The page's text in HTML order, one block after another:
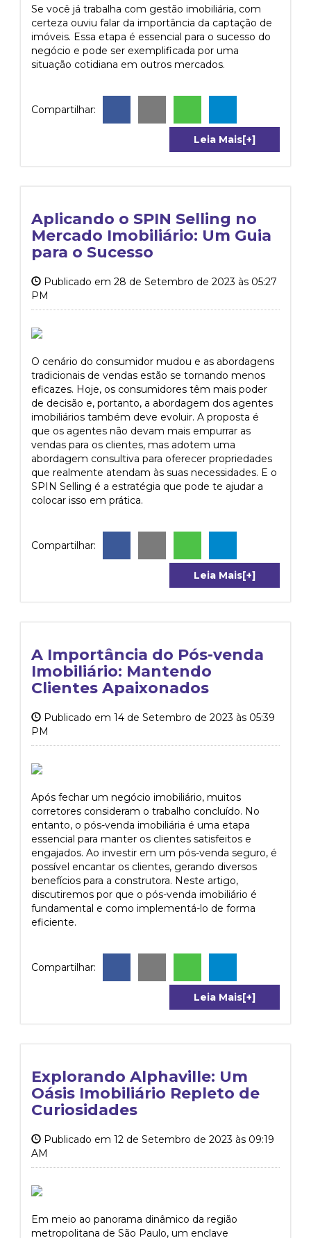
Se você já trabalha com gestão imobiliária, com
certeza ouviu falar da importância da captação de
imóveis. Essa etapa é essencial para o sucesso do
negócio e pode ser exemplificada por uma
situação cotidiana em outros mercados.
Compartilhar:
Leia Mais[+]
Aplicando o SPIN Selling no
Mercado Imobiliário: Um Guia
para o Sucesso
Publicado em 28 de Setembro de 2023 às 05:27
PM
O cenário do consumidor mudou e as abordagens
tradicionais de vendas estão se tornando menos
eficazes. Hoje, os consumidores têm mais poder
de decisão e, portanto, a abordagem dos agentes
imobiliários também deve evoluir. A proposta é
que os agentes não devam mais empurrar as
vendas para os clientes, mas adotem uma
abordagem consultiva para oferecer propriedades
que realmente atendam às suas necessidades. E o
SPIN Selling é a estratégia que pode te ajudar a
colocar isso em prática.
Compartilhar:
Leia Mais[+]
A Importância do Pós-venda
Imobiliário: Mantendo
Clientes Apaixonados
Publicado em 14 de Setembro de 2023 às 05:39
PM
Após fechar um negócio imobiliário, muitos
corretores consideram o trabalho concluído. No
entanto, o pós-venda imobiliária é uma etapa
essencial para manter os clientes satisfeitos e
engajados. Ao investir em um pós-venda seguro, é
possível encantar os clientes, gerando diversos
benefícios para a construtora. Neste artigo,
discutiremos por que o pós-venda imobiliário é
fundamental e como implementá-lo de forma
eficiente.
Compartilhar:
Leia Mais[+]
Explorando Alphaville: Um
Oásis Imobiliário Repleto de
Curiosidades
Publicado em 12 de Setembro de 2023 às 09:19
AM
Em meio ao panorama dinâmico da região
metropolitana de São Paulo, um enclave